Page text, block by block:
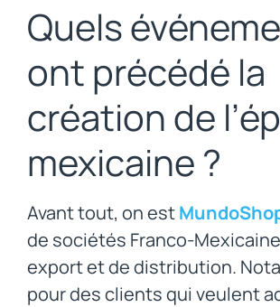
Quels
ont précédé la
création de
mexicaine ?
Avant tout, on est
de sociétés Franco-
export et de distribution.
pour des clients qui veulent